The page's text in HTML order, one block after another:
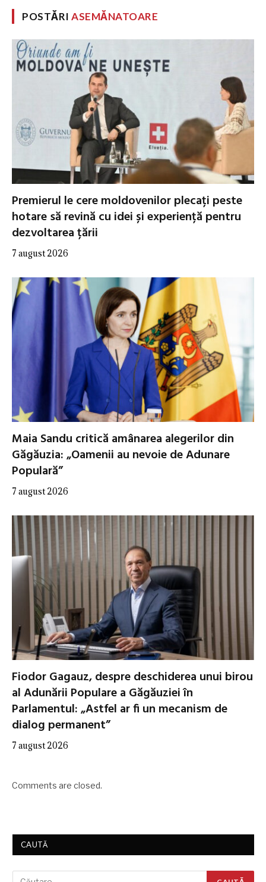
POSTĂRIASEMĂNATOARE
Premierul le cere moldovenilor plecați peste
hotare să revină cu idei și experiență pentru
dezvoltarea țării
7 august 2026
Maia Sandu critică amânarea alegerilor din
Găgăuzia: „Oamenii au nevoie de Adunare
Populară”
7 august 2026
Fiodor Gagauz, despre deschiderea unui birou
al Adunării Populare a Găgăuziei în
Parlamentul: „Astfel ar fi un mecanism de
dialog permanent”
7 august 2026
Comments are closed.
CAUTĂ